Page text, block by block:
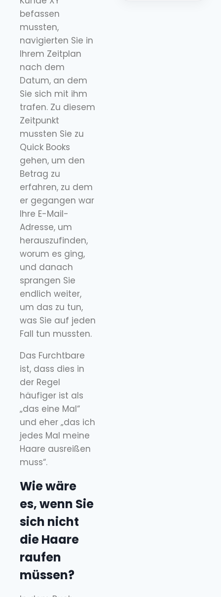
befassen
mussten,
navigierten Sie in
Ihrem Zeitplan
nach dem
Datum, an dem
Sie sich mit ihm
trafen. Zu diesem
Zeitpunkt
mussten Sie zu
Quick Books
gehen, um den
Betrag zu
erfahren, zu dem
er gegangen war
Ihre E-Mail-
Adresse, um
herauszufinden,
worum es ging,
und danach
sprangen Sie
endlich weiter,
um das zu tun,
was Sie auf jeden
Fall tun mussten.
Das Furchtbare
ist, dass dies in
der Regel
häufiger ist als
„das eine Mal“
und eher „das ich
jedes Mal meine
Haare ausreißen
muss“.
Wie wäre
es, wenn Sie
sich nicht
die Haare
raufen
müssen?